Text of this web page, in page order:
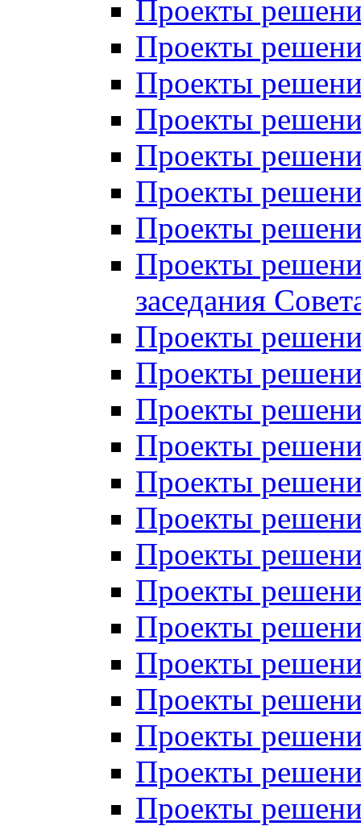
Проекты
Проекты
Проекты
Проекты
Проекты
Проекты
Проекты
Проекты
заседания
Проекты
Проекты
Проекты
Проекты
Проекты
Проекты
Проекты
Проекты
Проекты
Проекты
Проекты
Проекты
Проекты
Проекты